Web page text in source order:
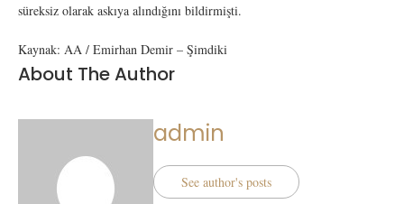
süreksiz olarak askıya alındığını bildirmişti.
Kaynak: AA / Emirhan Demir – Şimdiki
About The Author
admin
See author's posts